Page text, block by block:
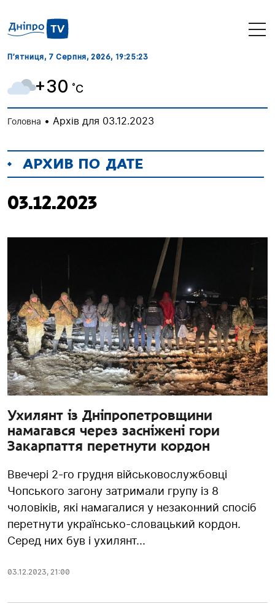
П’ятниця, 7 Серпня, 2026, 19:25:24
+30 ˚C
Головна • Архів для 03.12.2023
АРХИВ ПО ДАТЕ
03.12.2023
Ухилянт із Дніпропетровщини
намагався через засніжені гори
Закарпаття перетнути кордон
Ввечері 2-го грудня військовослужбовці
Чопського загону затримали групу із 8
чоловіків, які намагалися у незаконний спосіб
перетнути українсько-словацький кордон.
Серед них був і ухилянт...
03.12.2023, 21:00